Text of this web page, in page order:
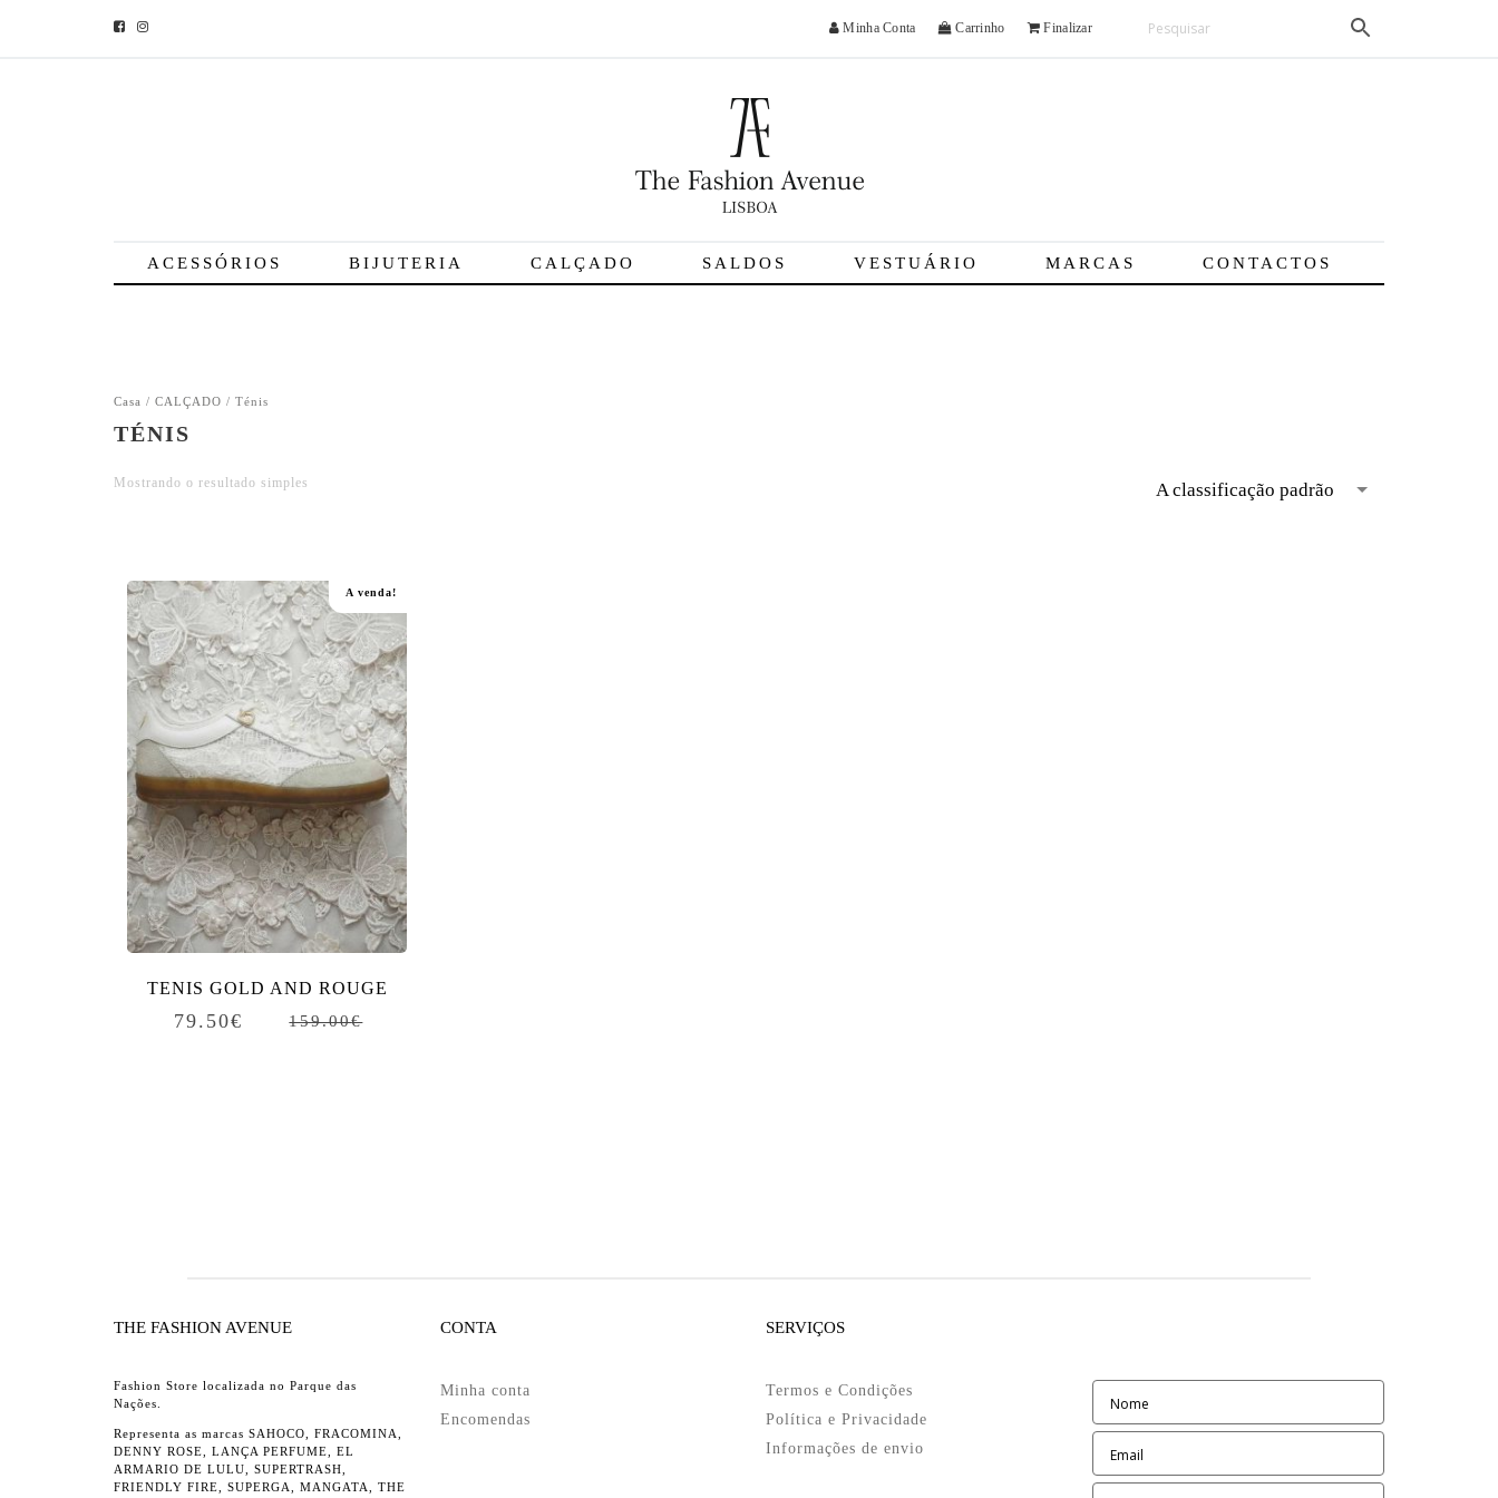
Minha Conta Carrinho Finalizar
ACESSÓRIOS BIJUTERIA CALÇADO SALDOS VESTUÁRIO MARCAS CONTACTOS
Casa / CALÇADO / Ténis
TÉNIS
Mostrando o resultado simples A classificação padrão
A venda!
TENIS GOLD AND ROUGE
159.00€
79.50€
THE FASHION AVENUE
Fashion Store localizada no Parque das
Nações.
Representa as marcas SAHOCO, FRACOMINA,
DENNY ROSE, LANÇA PERFUME, EL
ARMARIO DE LULU, SUPERTRASH,
FRIENDLY FIRE, SUPERGA, MANGATA, THE
CONTA
Minha conta
Encomendas
SERVIÇOS
Termos e Condições
Política e Privacidade
Informações de envio